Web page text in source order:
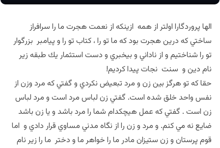
الها پروردگارا اولتر از همه ازينكه از نعمت هجرت ما را سرافراز
ساختي كه درين هجرت بود كه ما تو را ، كتاب تو را و پيامبر بزرگوار
تو را شناختيم و از ناداني و بيخبري و دست استثمار يك طبقه زير
نام دين و سنت نجات پيدا كرديم!
حقا كه تو هرگز بين زن و مرد تبعيض نكردي و گفتي كه مرد وزن از
نفس واحد خلق شده است. گفتي زن لباس مرد است و مرد لباس
زن است . گفتي كه عمل هيچكدام شما را مرد باشد و يا زن باشد
ضايع نه مي كنم. و مرد و زن را از نگاه مدني مساوي قرار دادي و اما
قوم پرستان و زن ستيزان مادر ما را خواهر ما و دختر ما را زير نام